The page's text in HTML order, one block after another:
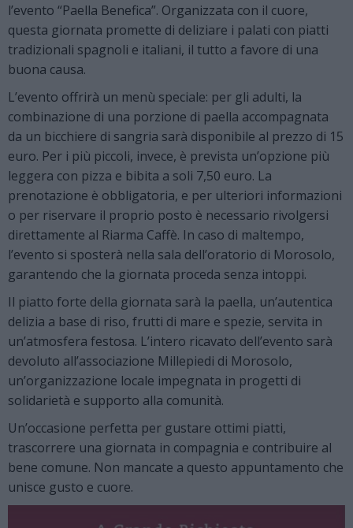
l’evento “Paella Benefica”. Organizzata con il cuore,
questa giornata promette di deliziare i palati con piatti
tradizionali spagnoli e italiani, il tutto a favore di una
buona causa.
L’evento offrirà un menù speciale: per gli adulti, la
combinazione di una porzione di paella accompagnata
da un bicchiere di sangria sarà disponibile al prezzo di 15
euro. Per i più piccoli, invece, è prevista un’opzione più
leggera con pizza e bibita a soli 7,50 euro. La
prenotazione è obbligatoria, e per ulteriori informazioni
o per riservare il proprio posto è necessario rivolgersi
direttamente al Riarma Caffè. In caso di maltempo,
l’evento si sposterà nella sala dell’oratorio di Morosolo,
garantendo che la giornata proceda senza intoppi.
Il piatto forte della giornata sarà la paella, un’autentica
delizia a base di riso, frutti di mare e spezie, servita in
un’atmosfera festosa. L’intero ricavato dell’evento sarà
devoluto all’associazione Millepiedi di Morosolo,
un’organizzazione locale impegnata in progetti di
solidarietà e supporto alla comunità.
Un’occasione perfetta per gustare ottimi piatti,
trascorrere una giornata in compagnia e contribuire al
bene comune. Non mancate a questo appuntamento che
unisce gusto e cuore.